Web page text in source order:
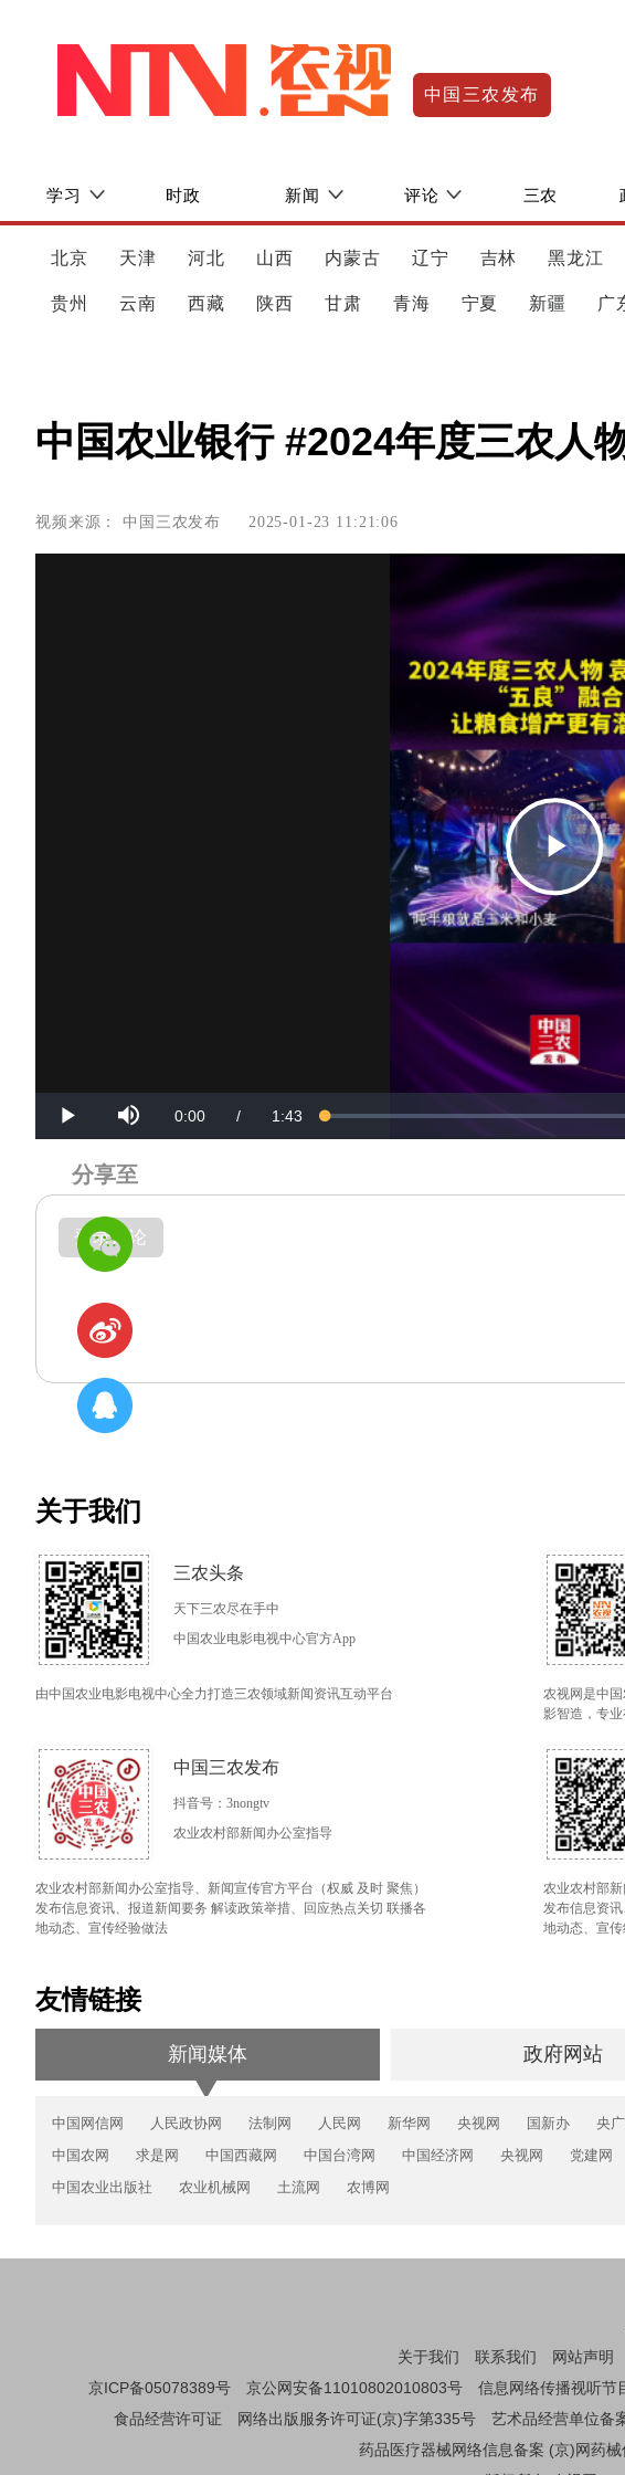
中国三农发布
学习 时政 新闻 评论 三农
北京 天津 河北 山西 内蒙古 辽宁 吉林 黑龙江
贵州 云南 西藏 陕西 甘肃 青海 宁夏 新疆 广
中国农业银行 #2024年度三农人
视频来源：中国三农发布 2025-01-23 11:21:06
Play
Play Current
0:00 / Duration
1:43 Loaded:
0%
Progress:
0%
登录评论
关于我们
三农头条
天下三农尽在手中
中国农业电影电视中心官方App
由中国农业电影电视中心全力打造三农领域新闻资讯互动平台
农视网是中
影智造，专业
中国三农发布
抖音号：3nongtv
农业农村部新闻办公室指导
农业农村部新闻办公室指导、新闻宣传官方平台（权威 及时 聚焦）
发布信息资讯、报道新闻要务 解读政策举措、回应热点关切 联播各
地动态、宣传经验做法
农业农村部
发布信息资
地动态、宣
友情链接
新闻媒体 政府网站
中国网信网 人民政协网 法制网 人民网 新华网 央视网 国新办 央
中国农网
求是网 中国西藏网 中国台湾网 中国经济网 央视网 党建网
中国农业出版社
农业机械网 土流网 农博网
关于我们
联系我们 网站声明
京ICP备05078389号
京公网安备11010802010803号 信息网络传播视听节
食品经营许可证
网络出版服务许可证(京)字第335号 艺术品经营单位备
药品医疗器械网络信息备案 (京)网药
分享至